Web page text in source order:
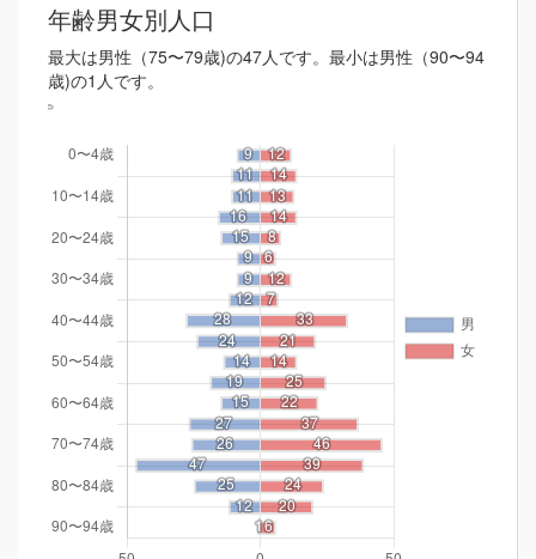
年齢男女別人口
最大は男性（75〜79歳)の47人です。最小は男性（90〜94
歳)の1人です。